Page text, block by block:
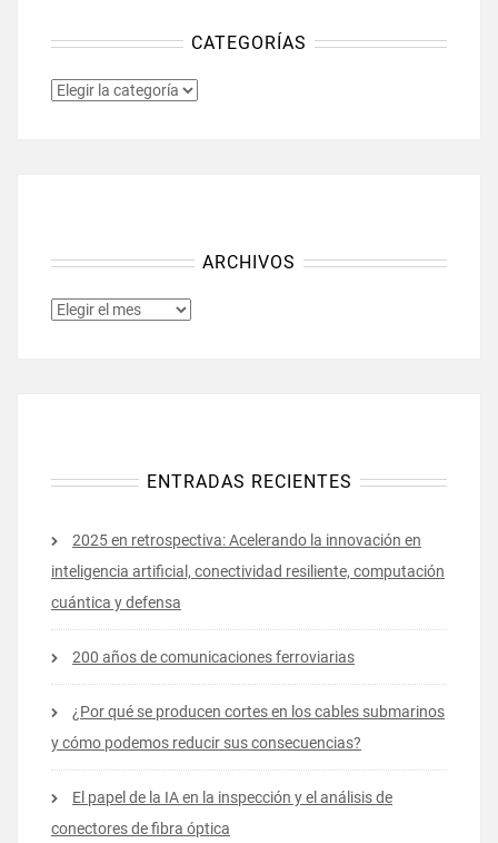
CATEGORÍAS
CATEGORÍAS
ARCHIVOS
ARCHIVOS
ENTRADAS RECIENTES
2025 en retrospectiva: Acelerando la innovación en
inteligencia artificial, conectividad resiliente, computación
cuántica y defensa
200 años de comunicaciones ferroviarias
¿Por qué se producen cortes en los cables submarinos
y cómo podemos reducir sus consecuencias?
El papel de la IA en la inspección y el análisis de
conectores de fibra óptica